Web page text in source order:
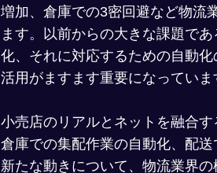
増加、倉庫での3密回避など物流
ます。以前からの大きな課題で
化、それに対応するための自動
活用がますます重要になっていま
小売店のリアルとネットを融合
倉庫での集配作業の自動化、配
新たな動きについて、物流業界